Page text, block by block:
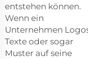
entstehen können.
Wenn ein
Unternehmen
Texte oder sogar
Muster auf seine